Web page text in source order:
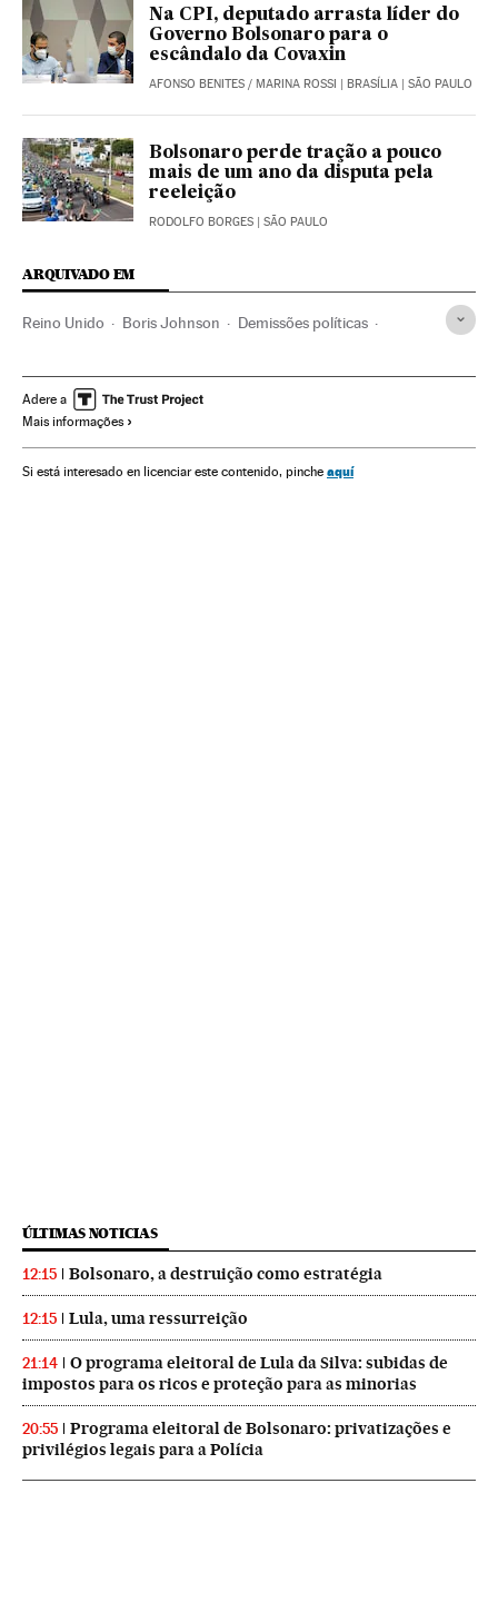
Na CPI, deputado arrasta líder do
Governo Bolsonaro para o
escândalo da Covaxin
AFONSO BENITES / MARINA ROSSI | BRASÍLIA | SÃO PAULO
Bolsonaro perde tração a pouco
mais de um ano da disputa pela
reeleição
RODOLFO BORGES | SÃO PAULO
ARQUIVADO EM
Reino Unido Boris Johnson Demissões políticas
Pandemia Brexit Coronavirus Covid-19
Adere a
Mais informações
Si está interesado en licenciar este contenido, pinche aquí
ÚLTIMAS NOTICIAS
12:15 Bolsonaro, a destruição como estratégia
12:15 Lula, uma ressurreição
21:14
O programa eleitoral de Lula da Silva: subidas de
impostos para os ricos e proteção para as minorias
20:55
Programa eleitoral de Bolsonaro: privatizações e
privilégios legais para a Polícia